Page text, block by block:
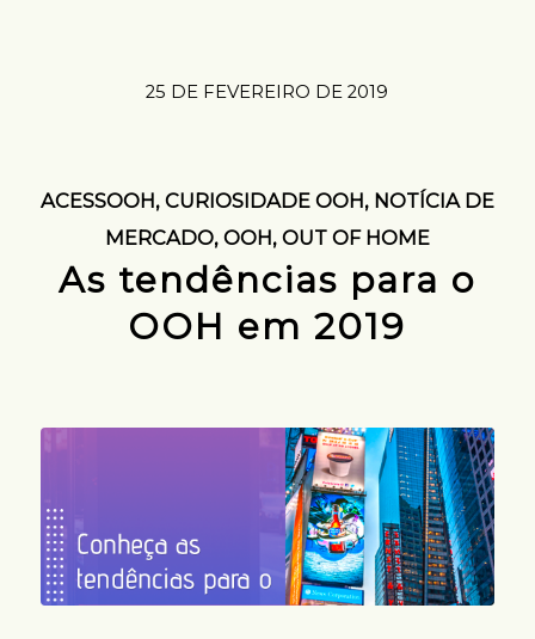
25 DE FEVEREIRO DE 2019
ACESSOOH, CURIOSIDADE OOH, NOTÍCIA DE
MERCADO, OOH, OUT OF HOME
As tendências para o
OOH em 2019